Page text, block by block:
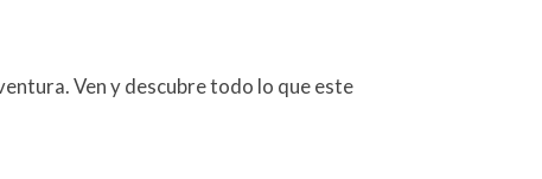
Ven y descubre todo lo que este